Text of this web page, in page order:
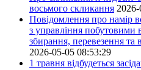
восьмого скликання
Повідомлення про намір
з управління побутовими
збирання, перевезення та
2026-05-05 08:53:29
1 травня відбудеться